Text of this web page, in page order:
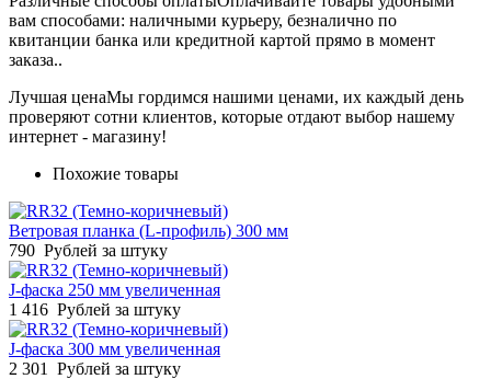
вам способами: наличными курьеру, безналично по
квитанции банка или кредитной картой прямо в момент
заказа..
Лучшая ценаМы гордимся нашими ценами, их каждый день
проверяют сотни клиентов, которые отдают выбор нашему
интернет - магазину!
Похожие товары
Ветровая планка (L-профиль) 300 мм
790 Рублей за штуку
J-фаска 250 мм увеличенная
1 416 Рублей за штуку
J-фаска 300 мм увеличенная
2 301
Рублей за штуку